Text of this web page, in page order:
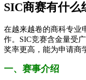
SIC商赛有什么
在越来越卷的商科专业
作。SIC竞赛含金量受
奖率更高，能为申请商
一、赛事介绍